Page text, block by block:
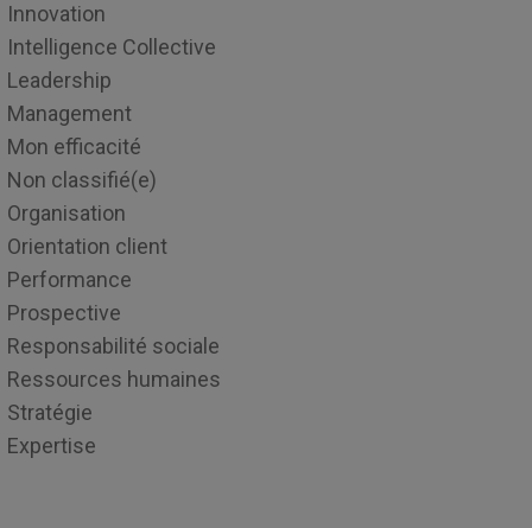
Innovation
Intelligence Collective
Leadership
Management
Mon efficacité
Non classifié(e)
Organisation
Orientation client
Performance
Prospective
Responsabilité sociale
Ressources humaines
Stratégie
Expertise